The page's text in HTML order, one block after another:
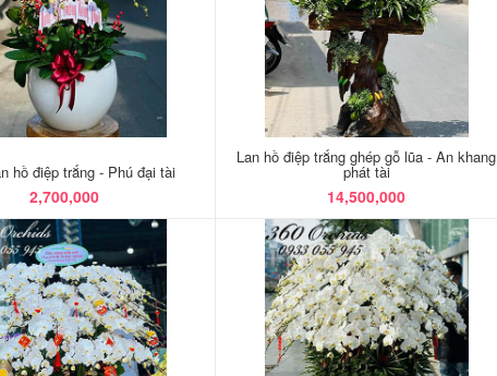
hồ điệp trắng - Phú đại tài
2,700,000
Lan hồ điệp trắng ghép gỗ lũa - An khang
phát tài
14,500,000